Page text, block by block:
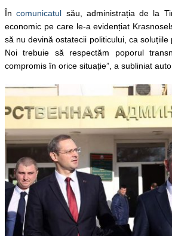
Încomunicatul său, administrația de la
economic pe care le-a evidențiat
să nu devină ostatecii politicului, ca
Noi trebuie să respectăm poporul
compromis în orice situație”, a subliniat